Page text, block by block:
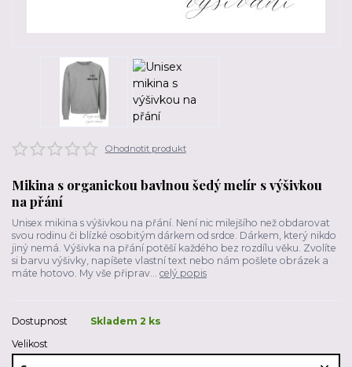
Ohodnotit produkt
Mikina s organickou bavlnou šedý melír s výšivkou
na přání
Unisex mikina s výšivkou na přání. Není nic milejšího než obdarovat
svou rodinu či blízké osobitým dárkem od srdce. Dárkem, který nikdo
jiný nemá. Výšivka na přání potěší každého bez rozdílu věku. Zvolíte
si barvu výšivky, napíšete vlastní text nebo nám pošlete obrázek a
máte hotovo. My vše připrav... celý popis
Dostupnost
Skladem 2 ks
Velikost